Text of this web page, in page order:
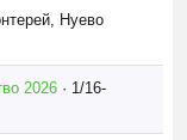
Нуево
2026 · 1/16-